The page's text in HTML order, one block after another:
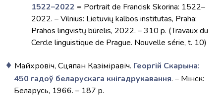
1522–2022 = Portrait de Francisk Skorina: 1522–
2022. – Vilnius: Lietuvių kalbos institutas, Praha:
Prahos lingvistų būrelis, 2022. – 310 p. (Travaux du
Cercle linguistique de Prague. Nouvelle série, t. 10)
Майхровіч, Сцяпан Казіміравіч. Георгій Скарына:
450 гадоў беларускага кнігадрукавання. – Мінск:
Беларусь, 1966. – 187 p.